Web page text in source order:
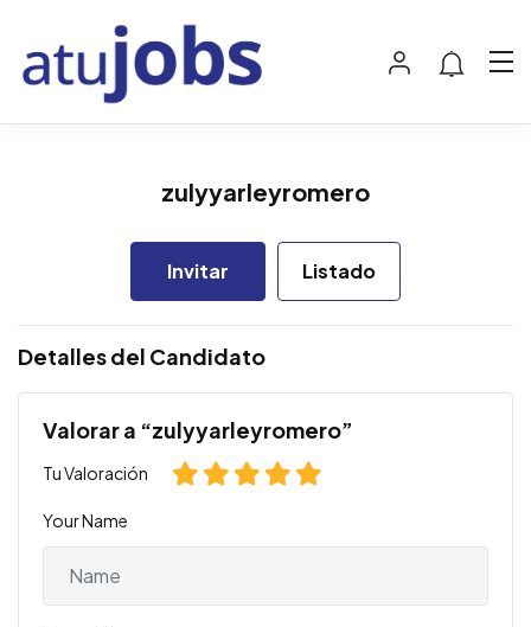
zulyyarleyromero
Invitar Listado
Detalles del Candidato
Valorar a “zulyyarleyromero”
Tu Valoración
Your Name